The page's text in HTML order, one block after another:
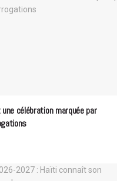
célébration marquée par